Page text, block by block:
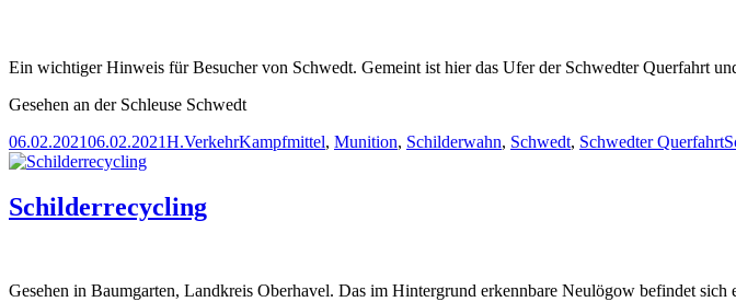
Ein wichtiger Hinweis für Besucher von Schwedt. Gemeint ist hier das Ufer der Schwedter Querfahrt
Gesehen an der Schleuse Schwedt
Veröffentlicht
am
06.02.202106.02.2021Autor
H.Kategorien
VerkehrSchlagwörter
Kampfmittel, Munition, Schilderwahn, Schwedt, Schwedter Querfahrt
Schilderrecycling
Gesehen in Baumgarten, Landkreis Oberhavel. Das im Hintergrund erkennbare Neulögow befindet